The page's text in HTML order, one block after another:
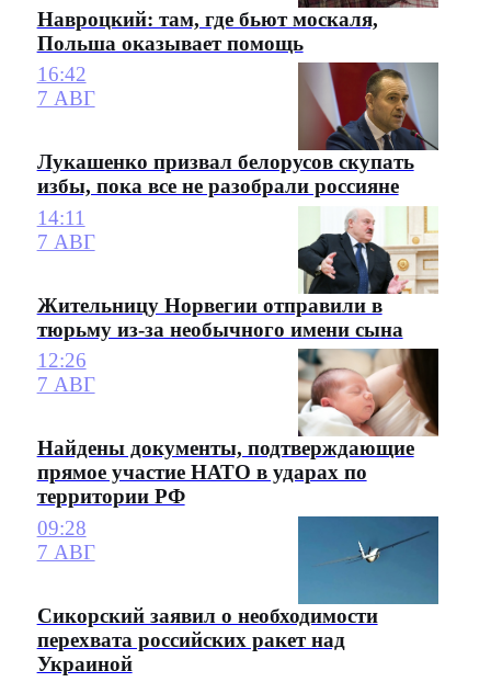
Навроцкий: там, где бьют москаля,
Польша оказывает помощь
16:42
7 АВГ
Лукашенко призвал белорусов скупать
избы, пока все не разобрали россияне
14:11
7 АВГ
Жительницу Норвегии отправили в
тюрьму из-за необычного имени сына
12:26
7 АВГ
Найдены документы, подтверждающие
прямое участие НАТО в ударах по
территории РФ
09:28
7 АВГ
Сикорский заявил о необходимости
перехвата российских ракет над
Украиной